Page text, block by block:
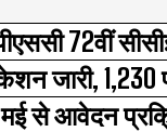
72वीं
जारी, 1,230
मई से आवेदन